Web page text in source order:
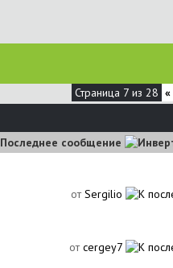
Страница 7 из 28 «
Последнее сообщение
отSergilio
отcergey7